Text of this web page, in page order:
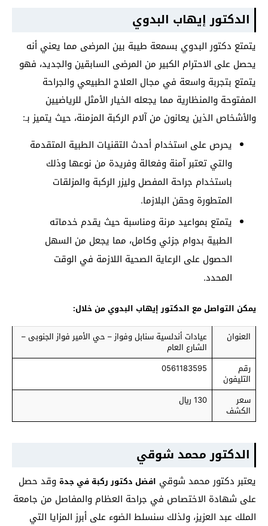
الدكتور إيهاب البدوي
يتمتع دكتور البدوي بسمعة طيبة بين المرضى مما يعني أنه
يحصل على الاحترام الكبير من المرضى السابقين والجديد، فهو
يتمتع بتجربة واسعة في مجال العلاج الطبيعي والجراحة
المفتوحة والمنظارية مما يجعله الخيار الأمثل للرياضيين
والأشخاص الذين يعانون من آلام الركبة المزمنة، حيث يتميز بـ:
يحرص على استخدام أحدث التقنيات الطبية المتقدمة
والتي تعتبر آمنة وفعالة وفريدة من نوعها وذلك
باستخدام جراحة المفصل وليزر الركبة والمزلقات
المتطورة وحقن البلازما.
يتمتع بمواعيد مرنة ومناسبة حيث يقدم خدماته
الطبية بدوام جزئي وكامل، مما يجعل من السهل
الحصول على الرعاية الصحية اللازمة في الوقت
المحدد.
يمكن التواصل مع الدكتور إيهاب البدوي من خلال:
العنوان
عيادات أندلسية سنابل وفواز – حي الأمير فواز الجنوبى –
الشارع العام
رقم
التليفون
0561183595
سعر
الكشف
130 ريال
الدكتور محمد شوقي
يعتبر دكتور محمد شوقي افضل دكتور ركبة في جدة وقد حصل
على شهادة الاختصاص في جراحة العظام والمفاصل من جامعة
الملك عبد العزيز، ولذلك سنسلط الضوء على أبرز المزايا التي